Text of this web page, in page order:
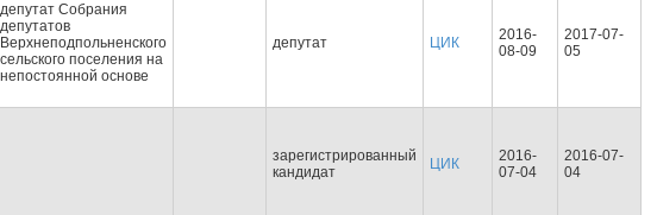
депутат Собрания
депутатов
Верхнеподпольненского
сельского поселения на
непостоянной основе
депутат ЦИК
2016-
08-09
2017-07-
05
зарегистрированный
кандидат
ЦИК
2016-
07-04
2016-07-
04